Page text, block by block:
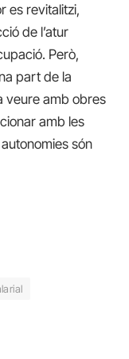
es revitalitzi,
de l’atur
Però,
part de la
veure amb obres
amb les
són